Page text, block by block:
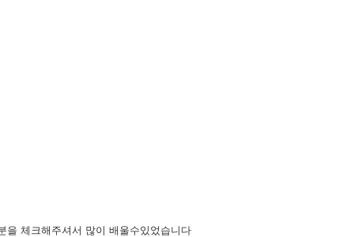
을 체크해주셔서 많이 배울수있었습니다